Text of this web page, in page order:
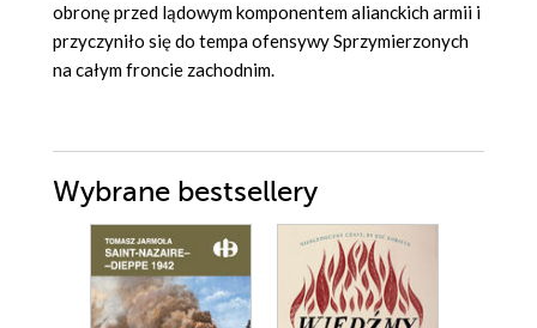
obronę przed lądowym komponentem alianckich armii i
przyczyniło się do tempa ofensywy Sprzymierzonych
na całym froncie zachodnim.
Wybrane bestsellery